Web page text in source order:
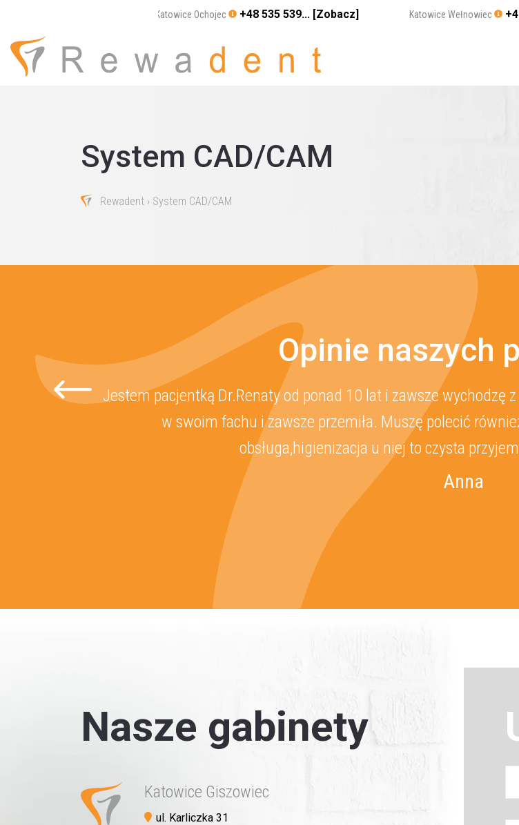
Katowice Wełnowiec
Katowice Ochojec +48 535 539... [Zobacz]
System CAD/CAM
Rewadent › System CAD/CAM
Opinie naszych
Jestem pacjentką Dr.Renaty od ponad 10 lat i zawsze wychodzę
w swoim fachu i zawsze przemiła. Muszę polecić
obsługa,higienizacja u niej to czysta
Anna
Nasze gabinety
Katowice Giszowiec
ul. Karliczka 31
Umów wizytę